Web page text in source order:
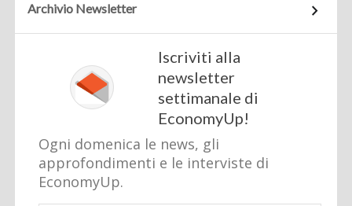
Archivio Newsletter
Iscriviti alla
newsletter
settimanale di
EconomyUp!
Ogni domenica le news, gli
approfondimenti e le interviste di
EconomyUp.